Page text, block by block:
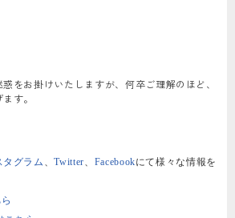
をお掛けいたしますが、何卒ご理解のほど、
す。
タグラム 、Twitter Facebookにて様々な情報を